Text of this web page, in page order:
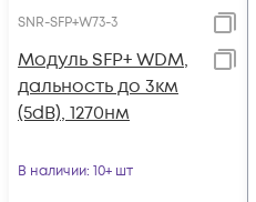
SNR-SFP+W73-3
Модуль SFP+ WDM,
дальность до 3км
(5dB), 1270нм
В наличии: 10+ шт